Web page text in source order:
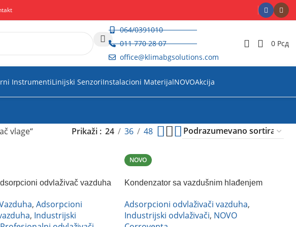
064/0391010
011 770 28 07
office@klimabgsolutions.com
0 Рсд
InstrumentiLinijski SenzoriInstalacioni MaterijalNOVOAkcija
vlage“ Prikaži 24 36 48
odvlaživač vazduha
, Adsorpcioni
, Industrijski
NOVO
Kondenzator sa vazdušnim hlađenjem
Adsorpcioni odvlaživači vazduha,
Industrijski odvlaživači, NOVO